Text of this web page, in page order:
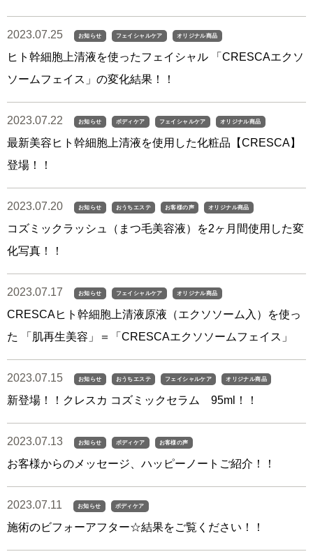
2023.07.25 お知らせ フェイシャルケア オリジナル商品
ヒト幹細胞上清液を使ったフェイシャル 「CRESCAエクソ
ソームフェイス」の変化結果！！
2023.07.22 お知らせ ボディケア フェイシャルケア オリジナル商品
最新美容ヒト幹細胞上清液を使用した化粧品【CRESCA】
登場！！
2023.07.20 お知らせ おうちエステ お客様の声 オリジナル商品
コズミックラッシュ（まつ毛美容液）を2ヶ月間使用した変
化写真！！
2023.07.17 お知らせ フェイシャルケア オリジナル商品
CRESCAヒト幹細胞上清液原液（エクソソーム入）を使っ
た 「肌再生美容」＝「CRESCAエクソソームフェイス」
2023.07.15 お知らせ おうちエステ フェイシャルケア オリジナル商品
新登場！！クレスカ コズミックセラム 95ml！！
2023.07.13 お知らせ ボディケア お客様の声
お客様からのメッセージ、ハッピーノートご紹介！！
2023.07.11 お知らせ ボディケア
施術のビフォーアフター☆結果をご覧ください！！